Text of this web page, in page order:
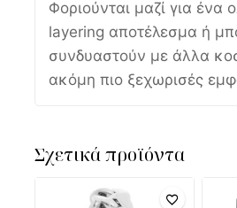
Φοριούνται μαζί για
layering αποτέλεσμα ή
συνδυαστούν με άλλα
ακόμη πιο ξεχωρισές
Σχετικά προϊόντα